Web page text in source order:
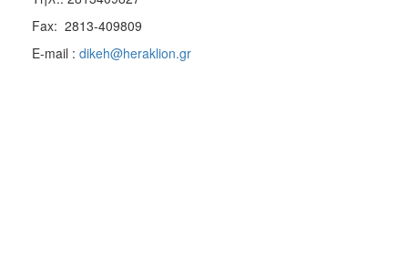
Fax: 2813-409809
E-mail : dikeh@heraklion.gr